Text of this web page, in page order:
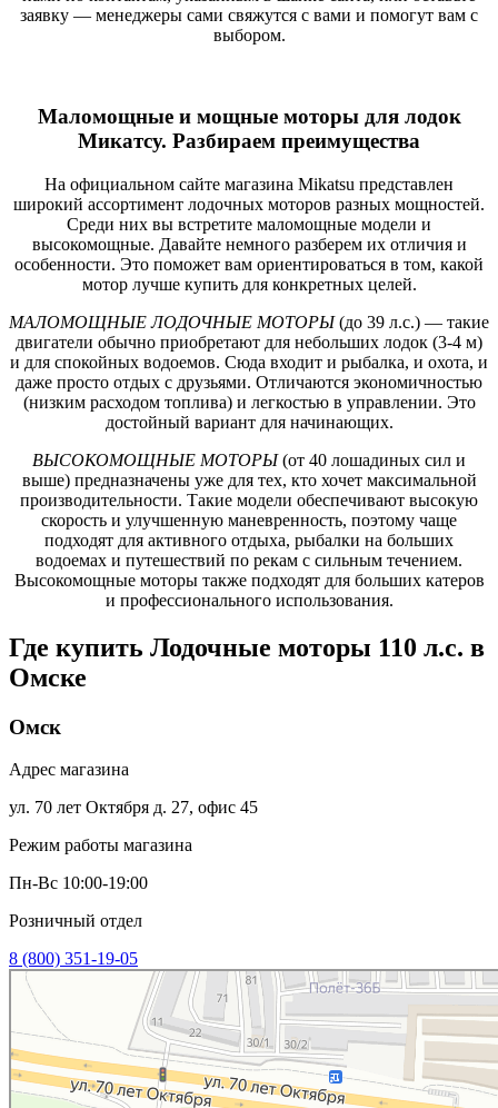
заявку — менеджеры сами свяжутся с вами и помогут вам с
выбором.
Маломощные и мощные моторы для лодок
Микатсу. Разбираем преимущества
На официальном сайте магазина Mikatsu представлен
широкий ассортимент лодочных моторов разных мощностей.
Среди них вы встретите маломощные модели и
высокомощные. Давайте немного разберем их отличия и
особенности. Это поможет вам ориентироваться в том, какой
мотор лучше купить для конкретных целей.
МАЛОМОЩНЫЕ ЛОДОЧНЫЕ МОТОРЫ(до 39 л.с.) — такие
двигатели обычно приобретают для небольших лодок (3-4 м)
и для спокойных водоемов. Сюда входит и рыбалка, и охота, и
даже просто отдых с друзьями. Отличаются экономичностью
(низким расходом топлива) и легкостью в управлении. Это
достойный вариант для начинающих.
ВЫСОКОМОЩНЫЕ МОТОРЫ(от 40 лошадиных сил и
выше) предназначены уже для тех, кто хочет максимальной
производительности. Такие модели обеспечивают высокую
скорость и улучшенную маневренность, поэтому чаще
подходят для активного отдыха, рыбалки на больших
водоемах и путешествий по рекам с сильным течением.
Высокомощные моторы также подходят для больших катеров
и профессионального использования.
Где купить Лодочные моторы 110 л.с. в
Омске
Омск
Адрес магазина
ул. 70 лет Октября д. 27, офис 45
Режим работы магазина
Пн-Вс 10:00-19:00
Розничный отдел
8 (800) 351-19-05